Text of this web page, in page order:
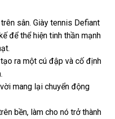
sân. Giày tennis Defiant
để thể hiện tinh thần mạnh
ra một cú đập và cố định
mang lại chuyển động
bền, làm cho nó trở thành